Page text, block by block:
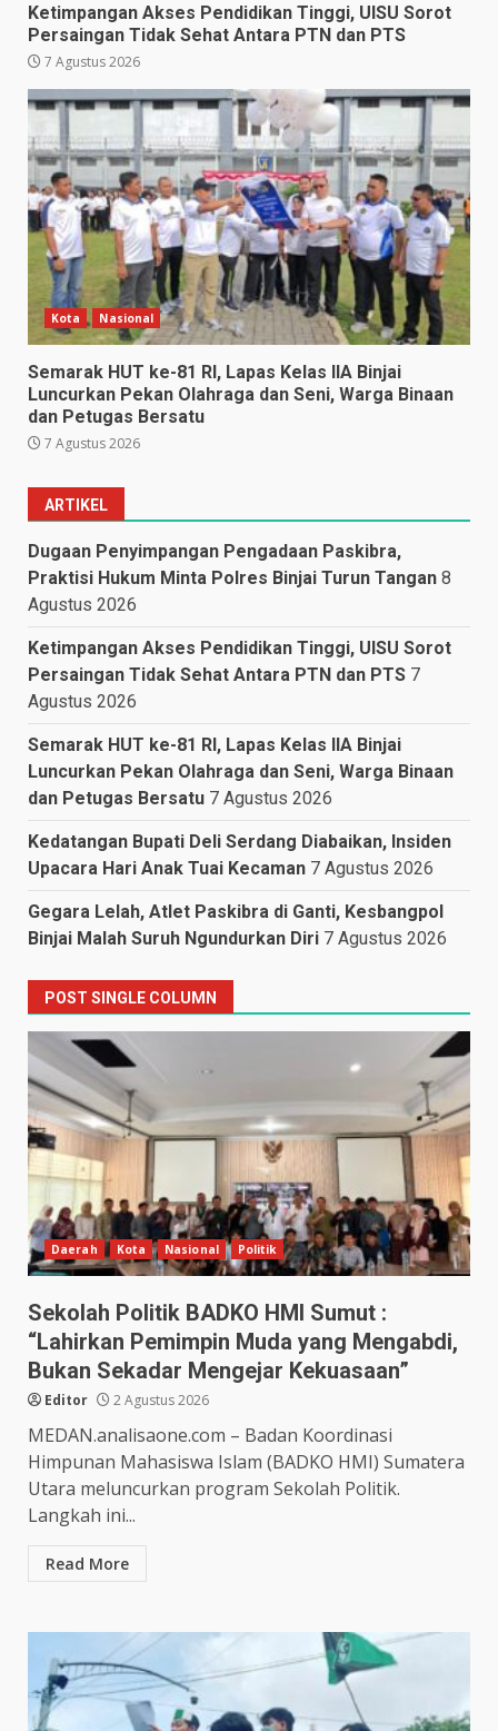
Ketimpangan Akses Pendidikan Tinggi, UISU Sorot
Persaingan Tidak Sehat Antara PTN dan PTS
7 Agustus 2026
Kota Nasional
Semarak HUT ke-81 RI, Lapas Kelas IIA Binjai
Luncurkan Pekan Olahraga dan Seni, Warga Binaan
dan Petugas Bersatu
7 Agustus 2026
ARTIKEL
Dugaan Penyimpangan Pengadaan Paskibra,
Praktisi Hukum Minta Polres Binjai Turun Tangan 8
Agustus 2026
Ketimpangan Akses Pendidikan Tinggi, UISU Sorot
Persaingan Tidak Sehat Antara PTN dan PTS 7
Agustus 2026
Semarak HUT ke-81 RI, Lapas Kelas IIA Binjai
Luncurkan Pekan Olahraga dan Seni, Warga Binaan
dan Petugas Bersatu 7 Agustus 2026
Kedatangan Bupati Deli Serdang Diabaikan, Insiden
Upacara Hari Anak Tuai Kecaman 7 Agustus 2026
Gegara Lelah, Atlet Paskibra di Ganti, Kesbangpol
Binjai Malah Suruh Ngundurkan Diri 7 Agustus 2026
POST SINGLE COLUMN
Daerah Kota Nasional Politik
Sekolah Politik BADKO HMI Sumut :
“Lahirkan Pemimpin Muda yang Mengabdi,
Bukan Sekadar Mengejar Kekuasaan”
Editor 2 Agustus 2026
MEDAN.analisaone.com – Badan Koordinasi
Himpunan Mahasiswa Islam (BADKO HMI) Sumatera
Utara meluncurkan program Sekolah Politik.
Langkah ini...
Read More